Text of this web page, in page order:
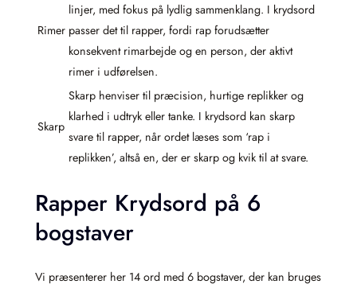
Rimer
linjer, med fokus på lydlig sammenklang. I krydsord
passer det til rapper, fordi rap forudsætter
konsekvent rimarbejde og en person, der aktivt
rimer i udførelsen.
Skarp
Skarp henviser til præcision, hurtige replikker og
klarhed i udtryk eller tanke. I krydsord kan skarp
svare til rapper, når ordet læses som ‘rap i
replikken’, altså en, der er skarp og kvik til at svare.
Rapper Krydsord på 6
bogstaver
Vi præsenterer her 14 ord med 6 bogstaver, der kan bruges